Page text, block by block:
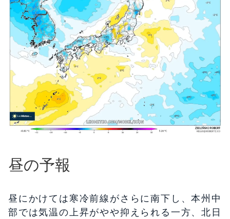
昼の予報
昼にかけては寒冷前線がさらに南下し、本州中
部では気温の上昇がやや抑えられる一方、北日